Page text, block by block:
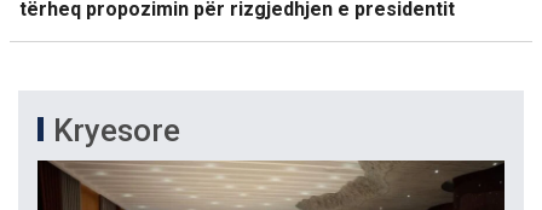
tërheq propozimin për rizgjedhjen e presidentit
Kryesore